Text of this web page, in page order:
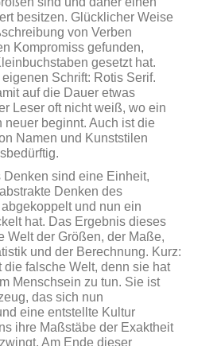
besitzen. Glücklicher Weise
von Verben
Kompromiss gefunden,
gesetzt hat.
Schrift: Rotis Serif.
auf die Dauer etwas
Leser oft nicht weiß, wo ein
neuer beginnt. Auch ist die
Namen und Kunststilen
Denken sind eine Einheit,
Denken des
und nun ein
hat. Das Ergebnis dieses
Welt der Größen, der Maße,
und der Berechnung. Kurz:
die falsche Welt, denn sie hat
Menschsein zu tun. Sie ist
das sich nun
eine entstellte Kultur
ihre Maßstäbe der Exaktheit
Am Ende dieser